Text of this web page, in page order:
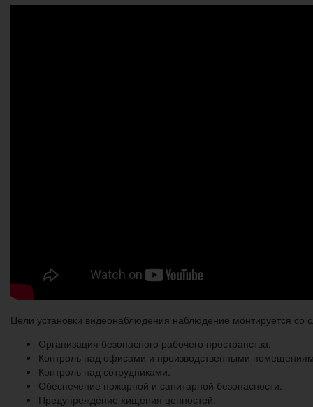
Цели установки видеонаблюдения наблюдение монтируется
Организация безопасного рабочего пространства.
Контроль над офисами и производственными
Контроль над сотрудниками.
Обеспечение пожарной и санитарной безопасности.
Предупреждение хищения ценностей.